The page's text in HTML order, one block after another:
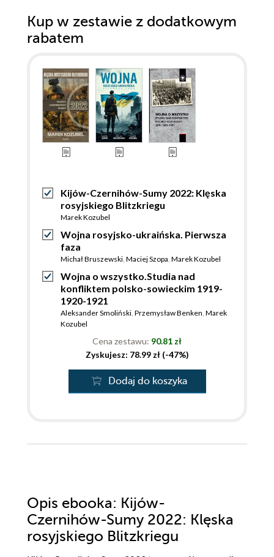
Kup w zestawie z dodatkowym
rabatem
Kijów-Czernihów-Sumy 2022: Klęska
rosyjskiego Blitzkriegu
Marek Kozubel
Wojna rosyjsko-ukraińska. Pierwsza
faza
Michał Bruszewski Maciej Szopa Marek Kozubel
Wojna o wszystko.Studia nad
konfliktem polsko-sowieckim 1919-
1920-1921
Aleksander Smoliński Przemysław Benken Marek
Kozubel
Cena zestawu: 90.81 zł
Zyskujesz: 78.99 zł (-47%)
Dodaj do koszyka
Opis ebooka: Kijów-
Czernihów-Sumy 2022: Klęska
rosyjskiego Blitzkriegu